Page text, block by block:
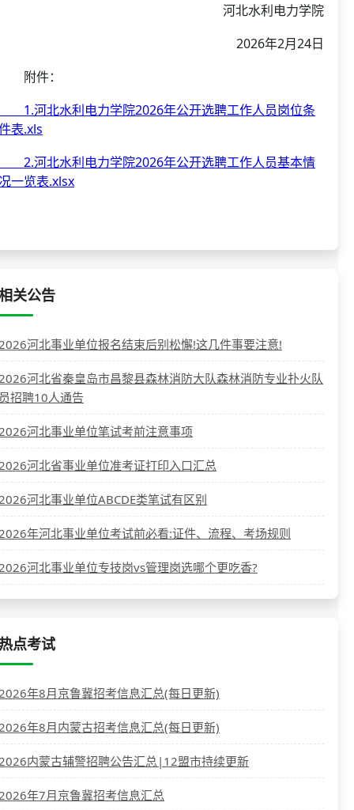
河北水利电力学院
2026年2月24日
件：
河北水利电力学院2026年公开选聘工作人员岗位条
表.xls
河北水利电力学院2026年公开选聘工作人员基本情
一览表.xlsx
关公告
河北事业单位报名结束后别松懈!这几件事要注意!
河北省秦皇岛市昌黎县森林消防大队森林消防专业扑火队
招聘10人通告
河北事业单位笔试考前注意事项
河北省事业单位准考证打印入口汇总
河北事业单位ABCDE类笔试有区别
年河北事业单位考试前必看:证件、流程、考场规则
河北事业单位专技岗vs管理岗选哪个更吃香?
点考试
年8月京鲁冀招考信息汇总(每日更新)
年8月内蒙古招考信息汇总(每日更新)
内蒙古辅警招聘公告汇总|12盟市持续更新
年7月京鲁冀招考信息汇总